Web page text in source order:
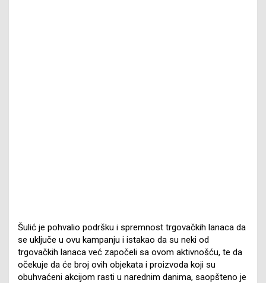
Šulić je pohvalio podršku i spremnost trgovačkih lanaca da
se uključe u ovu kampanju i istakao da su neki od
trgovačkih lanaca već započeli sa ovom aktivnošću, te da
očekuje da će broj ovih objekata i proizvoda koji su
obuhvaćeni akcijom rasti u narednim danima, saopšteno je